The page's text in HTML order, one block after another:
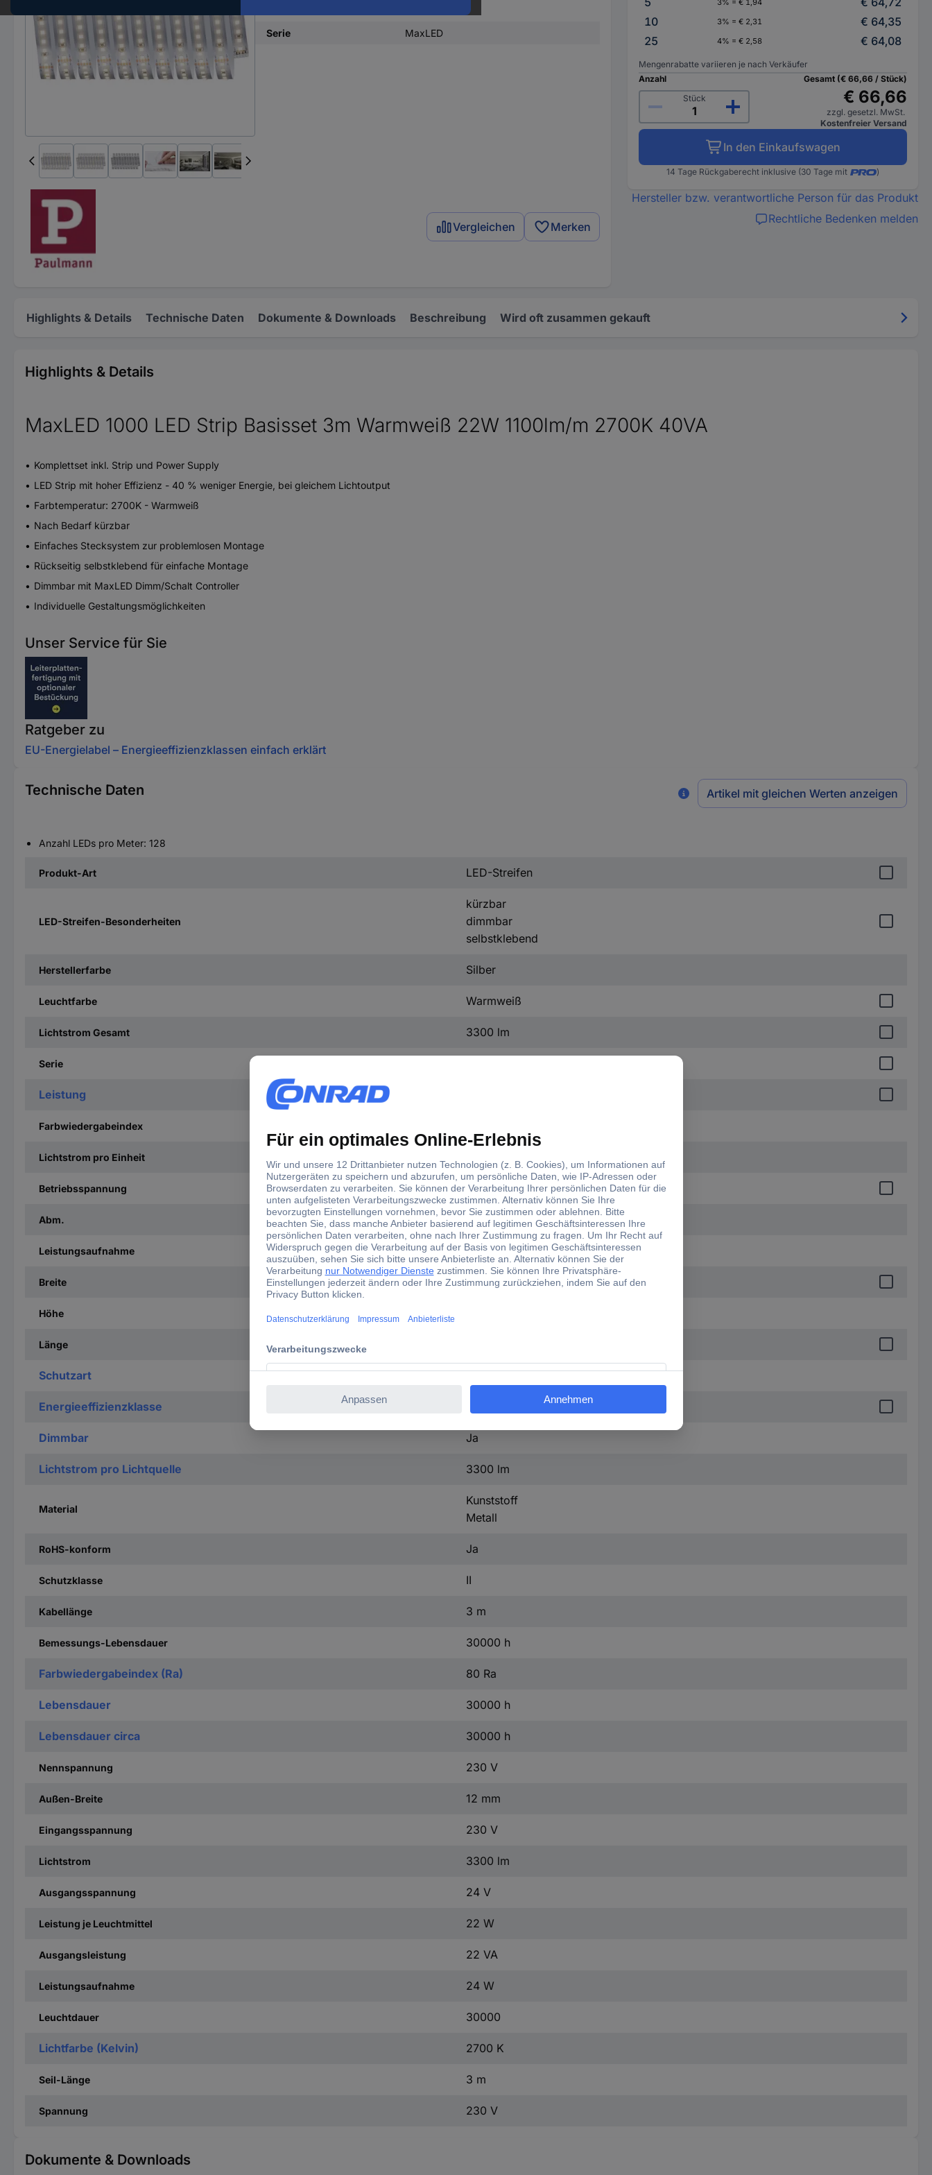
Serie
MaxLED
Vergleichen Merken
3% = € 1,94
10
3% = € 2,31
€ 64,35
25
4% = € 2,58 € 64,08
Mengenrabatte variieren je nach Verkäufer
Anzahl
Stück
Gesamt (€ 66,66 / Stück)
€ 66,66
zzgl. gesetzl. MwSt.
Kostenfreier Versand
In den Einkaufswagen
14 Tage Rückgaberecht inklusive (30 Tage mit )
Hersteller bzw. verantwortliche Person für das Produkt
Rechtliche Bedenken melden
Highlights & Details Technische Daten Dokumente & Downloads Beschreibung Wird oft zusammen gekauft
Highlights & Details
MaxLED 1000 LED Strip Basisset 3m Warmweiß 22W 1100lm/m 2700K 40VA
Komplettset inkl. Strip und Power Supply
LED Strip mit hoher Effizienz - 40 % weniger Energie, bei gleichem Lichtoutput
Farbtemperatur: 2700K - Warmweiß
Nach Bedarf kürzbar
Einfaches Stecksystem zur problemlosen Montage
Rückseitig selbstklebend für einfache Montage
Dimmbar mit MaxLED Dimm/Schalt Controller
Individuelle Gestaltungsmöglichkeiten
Unser Service für Sie
Ratgeber zu
EU-Energielabel – Energieeffizienzklassen einfach erklärt
Technische Daten Artikel mit gleichen Werten anzeigen
Anzahl LEDs pro Meter: 128
Produkt-Art LED-Streifen
LED-Streifen-Besonderheiten
kürzbar
dimmbar
selbstklebend
Herstellerfarbe Silber
Leuchtfarbe Warmweiß
Lichtstrom Gesamt 3300 lm
Serie
Leistung
Farbwiedergabeindex
Lichtstrom pro Einheit
Betriebsspannung 230 V
Abm. (L x B x H) 3 m x 12.5 mm x 1.5 mm
Leistungsaufnahme 24 W
Breite 12.5 mm
Höhe
Länge
Schutzart IP20
Energieeffizienzklasse
Dimmbar Ja
Lichtstrom pro Lichtquelle 3300 lm
Material
Kunststoff
Metall
RoHS-konform Ja
Schutzklasse II
Kabellänge 3 m
Bemessungs-Lebensdauer 30000 h
Farbwiedergabeindex (Ra) 80 Ra
Lebensdauer 30000 h
Lebensdauer circa 30000 h
Nennspannung 230 V
Außen-Breite 12 mm
Eingangsspannung 230 V
Lichtstrom 3300 lm
Ausgangsspannung 24 V
Leistung je Leuchtmittel 22 W
Ausgangsleistung 22 VA
Leistungsaufnahme 24 W
Leuchtdauer 30000
Lichtfarbe (Kelvin) 2700 K
Seil-Länge 3 m
Spannung 230 V
Dokumente & Downloads